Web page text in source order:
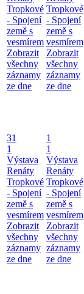
Tropkové
- Spojení
země s
vesmírem
Zobrazit
všechny
záznamy
ze dne
Tropkové
- Spojení
země s
vesmírem
Zobrazit
všechny
záznamy
ze dne
31
1
Výstava
Renáty
Tropkové
- Spojení
země s
vesmírem
Zobrazit
všechny
záznamy
ze dne
1
1
Výstava
Renáty
Tropkové
- Spojení
země s
vesmírem
Zobrazit
všechny
záznamy
ze dne